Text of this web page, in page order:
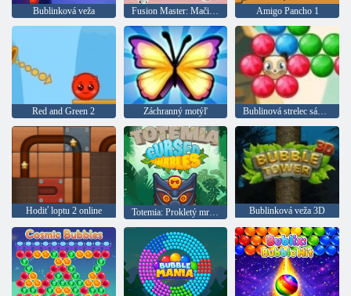
Bublinková veža Fusion Master: Mačiatka Amigo Pancho 1
Red and Green 2 Záchranný motýľ Bublinová strelec sága 2
Hodiť loptu 2 online Totemia: Prokletý mramor Bublinková veža 3D